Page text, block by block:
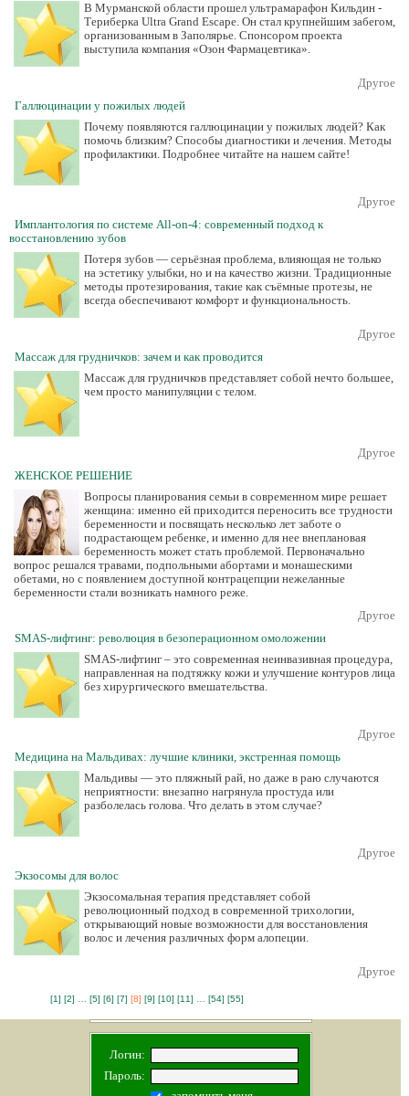
В Мурманской области прошел ультрамарафон Кильдин -
Териберка Ultra Grand Escape. Он стал крупнейшим забегом,
организованным в Заполярье. Спонсором проекта
выступила компания «Озон Фармацевтика».
Другое
Галлюцинации у пожилых людей
Почему появляются галлюцинации у пожилых людей? Как
помочь близким? Способы диагностики и лечения. Методы
профилактики. Подробнее читайте на нашем сайте!
Другое
Имплантология по системе All-on-4: современный подход к
восстановлению зубов
Потеря зубов — серьёзная проблема, влияющая не только
на эстетику улыбки, но и на качество жизни. Традиционные
методы протезирования, такие как съёмные протезы, не
всегда обеспечивают комфорт и функциональность.
Другое
Массаж для грудничков: зачем и как проводится
Массаж для грудничков представляет собой нечто большее,
чем просто манипуляции с телом.
Другое
ЖЕНСКОЕ РЕШЕНИЕ
Вопросы планирования семьи в современном мире решает
женщина: именно ей приходится переносить все трудности
беременности и посвящать несколько лет заботе о
подрастающем ребенке, и именно для нее внеплановая
беременность может стать проблемой. Первоначально
вопрос решался травами, подпольными абортами и монашескими
обетами, но с появлением доступной контрацепции нежеланные
беременности стали возникать намного реже.
Другое
SMAS-лифтинг: революция в безоперационном омоложении
SMAS-лифтинг – это современная неинвазивная процедура,
направленная на подтяжку кожи и улучшение контуров лица
без хирургического вмешательства.
Другое
Медицина на Мальдивах: лучшие клиники, экстренная помощь
Мальдивы — это пляжный рай, но даже в раю случаются
неприятности: внезапно нагрянула простуда или
разболелась голова. Что делать в этом случае?
Другое
Экзосомы для волос
Экзосомальная терапия представляет собой
революционный подход в современной трихологии,
открывающий новые возможности для восстановления
волос и лечения различных форм алопеции.
Другое
[1] [2] [5] [6] [7] [8] [9] [10] [11] [54] [55]
Логин:
Пароль: